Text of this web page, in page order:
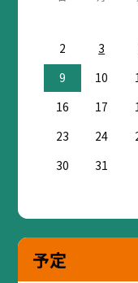
2
3
9
10
16
17
23
24
30
31
予定